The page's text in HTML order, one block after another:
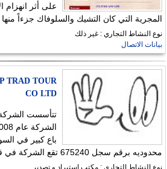
على أثر انهزام
المجرية التي كان التشيك والسلوفاك جزءاً
نوع النشاط التجاري : غير ذلك
بيانات الاتصال
TRAD TOUR
CO LTD
باع كبير في
محدوديه برقم سجل 675240 تقع الشركة في قلب اسطنبول في
نوع النشاط التجاري : مكتب استيراد و تصدير